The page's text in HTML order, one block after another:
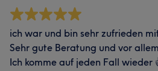
ich war und bin sehr zufrieden
Sehr gute Beratung und vor
Ich komme auf jeden Fall wieder